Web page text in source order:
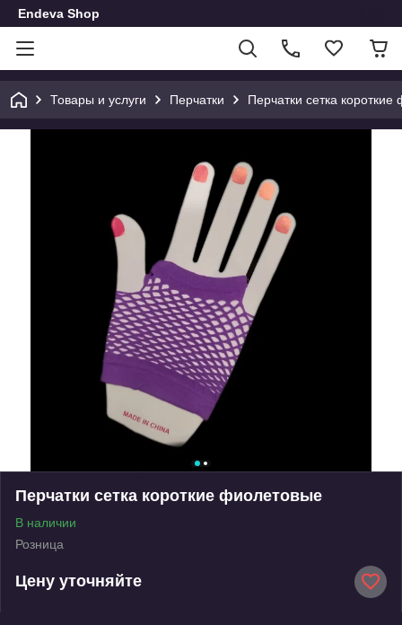
Endeva Shop
Товары и услуги Перчатки Перчатки сетка
Перчатки сетка короткие фиолетовые
В наличии
Розница
Цену уточняйте